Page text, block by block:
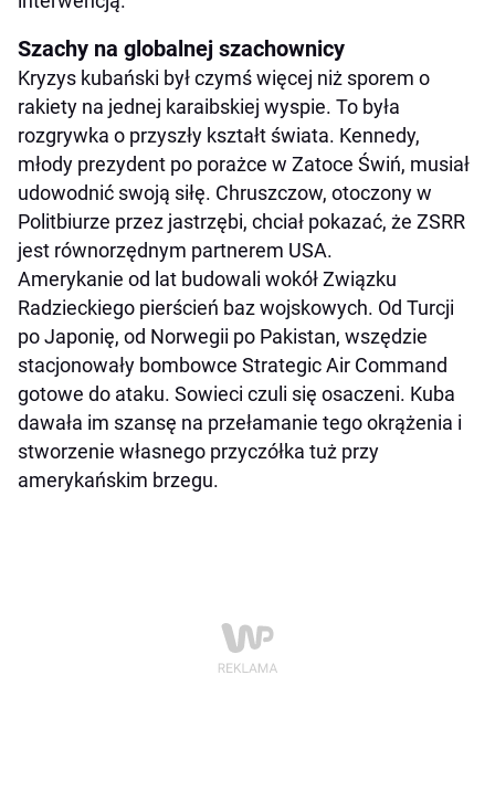
Szachy na globalnej szachownicy
Kryzys kubański był czymś więcej niż sporem o
rakiety na jednej karaibskiej wyspie. To była
rozgrywka o przyszły kształt świata. Kennedy,
młody prezydent po porażce w Zatoce Świń, musiał
udowodnić swoją siłę. Chruszczow, otoczony w
Politbiurze przez jastrzębi, chciał pokazać, że ZSRR
jest równorzędnym partnerem USA.
Amerykanie od lat budowali wokół Związku
Radzieckiego pierścień baz wojskowych. Od Turcji
po Japonię, od Norwegii po Pakistan, wszędzie
stacjonowały bombowce Strategic Air Command
gotowe do ataku. Sowieci czuli się osaczeni. Kuba
dawała im szansę na przełamanie tego okrążenia i
stworzenie własnego przyczółka tuż przy
amerykańskim brzegu.